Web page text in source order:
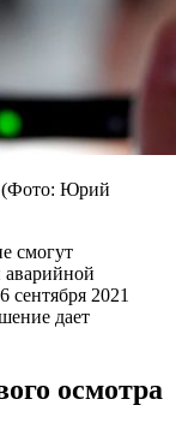
(Фото: Юрий
смогут
аварийной
сентября 2021
дает
осмотра